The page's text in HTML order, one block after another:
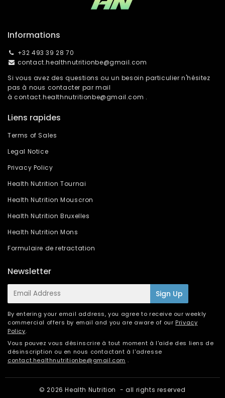
Informations
+32 493 39 28 70
contact.healthnutritionbe@gmail.com
Si vous avez des questions ou un besoin particulier n'hésitez
pas à nous contacter par mail
àcontact.healthnutritionbe@gmail.com .
Liens rapides
Terms of Sales
Legal Notice
Privacy Policy
Health Nutrition Tournai
Health Nutrition Mouscron
Health Nutrition Bruxelles
Health Nutrition Mons
Formulaire de retractation
Newsletter
E-
mail
Sign Up
By entering your email address, you agree to receive our weekly
commercial offers by email and you are aware of our Privacy
Policy.
Vous pouvez vous désinscrire à tout moment à l'aide des liens de
désinscription ou en nous contactant à l'adresse
contact.healthnutritionbe@gmail.com .
© 2026Health Nutrition - all rights reserved